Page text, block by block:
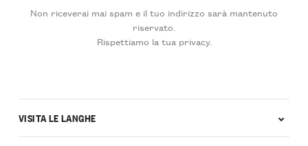
Non riceverai mai spam e il tuo indirizzo sarà mantenuto
riservato.
Rispettiamo la tua privacy.
VISITA LE LANGHE